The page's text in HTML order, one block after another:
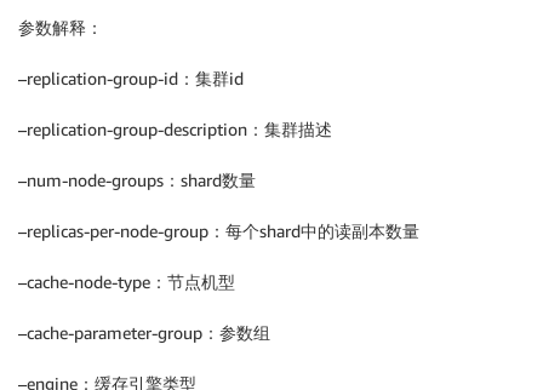
参数解释：
–replication-group-id：集群id
–replication-group-description：集群描述
–num-node-groups：shard数量
–replicas-per-node-group：每个shard中的读副本数量
–cache-node-type：节点机型
–cache-parameter-group：参数组
–engine：缓存引擎类型